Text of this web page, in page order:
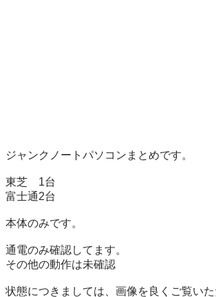
ジャンクノートパソコンまとめです。
東芝　1台
富士通2台
本体のみです。
通電のみ確認してます。
その他の動作は未確認
状態につきましては、画像を良くご覧いた